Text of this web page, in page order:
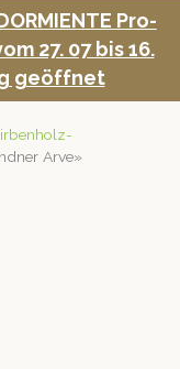
i
Pro­
27. 07 bis 16.
geöffnet
Arve»